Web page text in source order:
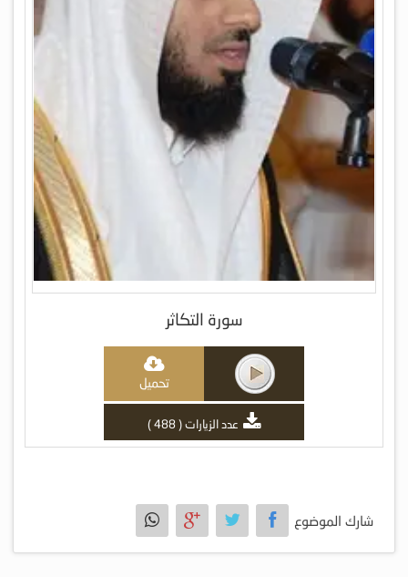
سورة التكاثر
تحميل
عدد الزيارات ( 488 )
شارك الموضوع